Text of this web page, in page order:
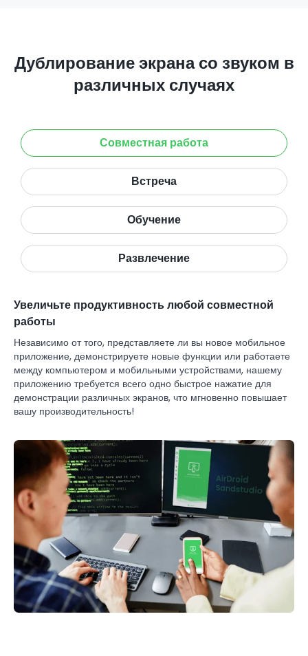
Дублирование экрана со звуком в
различных случаях
Совместная работа
Встреча
Обучение
Развлечение
Увеличьте продуктивность любой совместной
работы
Независимо от того, представляете ли вы новое мобильное
приложение, демонстрируете новые функции или работаете
между компьютером и мобильными устройствами, нашему
приложению требуется всего одно быстрое нажатие для
демонстрации различных экранов, что мгновенно повышает
вашу производительность!